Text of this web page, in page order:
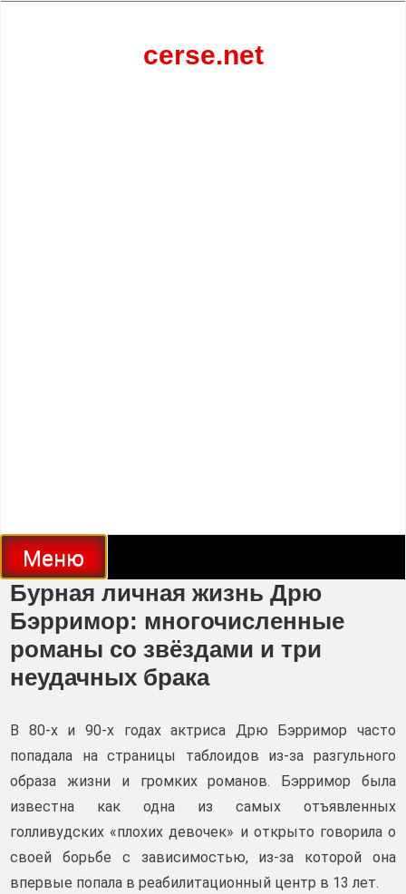
cerse.net
Меню
Бурная личная жизнь Дрю
Бэрримор: многочисленные
романы со звёздами и три
неудачных брака
В 80-х и 90-х годах актриса Дрю Бэрримор часто
попадала на страницы таблоидов из-за разгульного
образа жизни и громких романов. Бэрримор была
известна как одна из самых отъявленных
голливудских «плохих девочек» и открыто говорила о
своей борьбе с зависимостью, из-за которой она
впервые попала в реабилитационный центр в 13 лет.